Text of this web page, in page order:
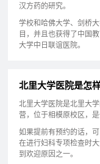
汉方药的研究。
学校和哈佛大学、剑桥
目，并且也获得了中国
大学中日联谊医院。
北里大学医院是怎
北里大学医院是北里大
营，位于相模原校区，
如果提前有预约的话，
在进行妇科专项检查时
到欢迎原因之一。